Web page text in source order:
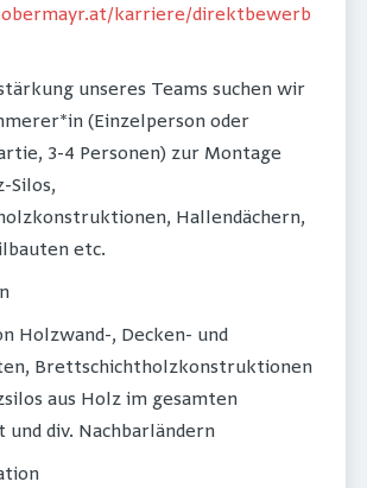
karriere/direktbewerb
unseres Teams suchen wir
(Einzelperson oder
3-4 Personen) zur Montage
Silos,
Hallendächern,
etc.
Holzwand-, Decken- und
Brettschichtholzkonstruktionen
aus Holz im gesamten
und div. Nachbarländern